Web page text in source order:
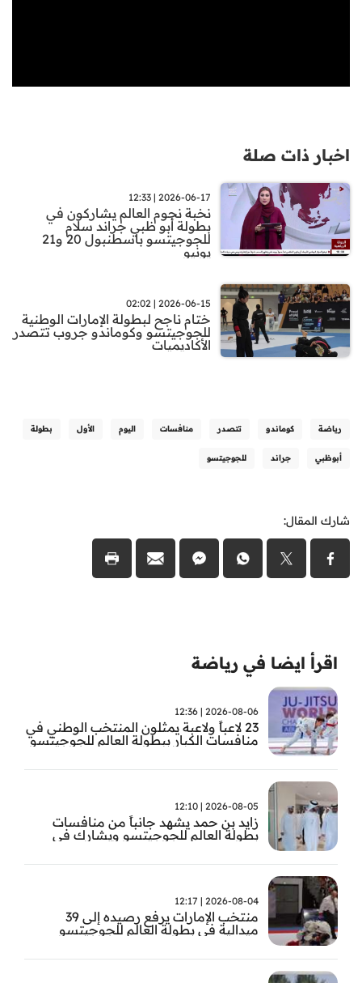
اخبار ذات صلة
2026-06-17 | 12:33
نخبة نجوم العالم يشاركون في
بطولة أبو ظبي جراند سلام
للجوجيتسو باسطنبول 20 و21
يونيو
2026-06-15 | 02:02
ختام ناجح لبطولة الإمارات الوطنية
للجوجيتسو وكوماندو جروب تتصدر
الأكاديميات
رياضة كوماندو تتصدر منافسات اليوم الأول بطولة
أبوظبي جراند للجوجيتسو
شارك المقال:
اقرأ ايضا في رياضة
2026-08-06 | 12:36
23 لاعباً ولاعبة يمثلون المنتخب الوطني في
منافسات الكبار ببطولة العالم للجوجيتسو
2026-08-05 | 12:10
زايد بن حمد يشهد جانباً من منافسات
بطولة العالم للجوجيتسو ويشارك في
2026-08-04 | 12:17
منتخب الإمارات يرفع رصيده إلى 39
ميدالية في بطولة العالم للجوجيتسو